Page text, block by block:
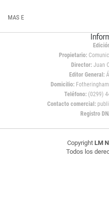
MAS E
Propietario:
Director: Juan
Editor General:
Domicilio:Fotheringham
Teléfono: (0299)
Contacto comercial:
Registro
Copyright LM
Todos los